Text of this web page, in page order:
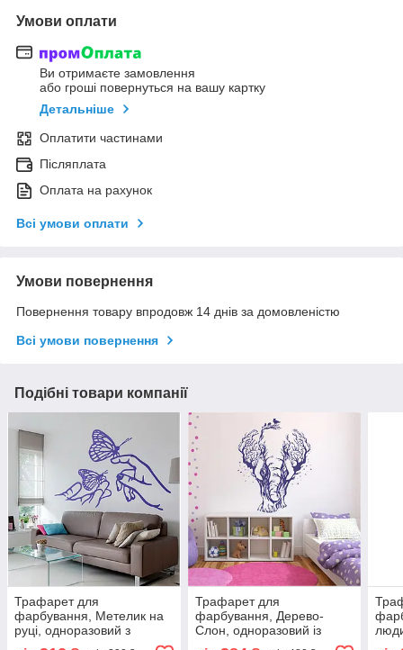
Умови оплати
Ви отримаєте замовлення
або гроші повернуться на вашу картку
Детальніше
Оплатити частинами
Післяплата
Оплата на рахунок
Всі умови оплати
Умови повернення
Повернення товару впродовж 14 днів за домовленістю
Всі умови повернення
Подібні товари компанії
Трафарет для
фарбування, Метелик на
руці, одноразовий з
самоклеючої плівки 95 х
Трафарет для
фарбування, Дерево-
Слон, одноразовий із
самоклеючої плівки 145 х